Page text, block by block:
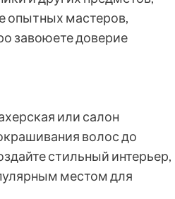
опытных мастеров,
завоюете доверие
или салон
волос до
стильный интерьер,
местом для